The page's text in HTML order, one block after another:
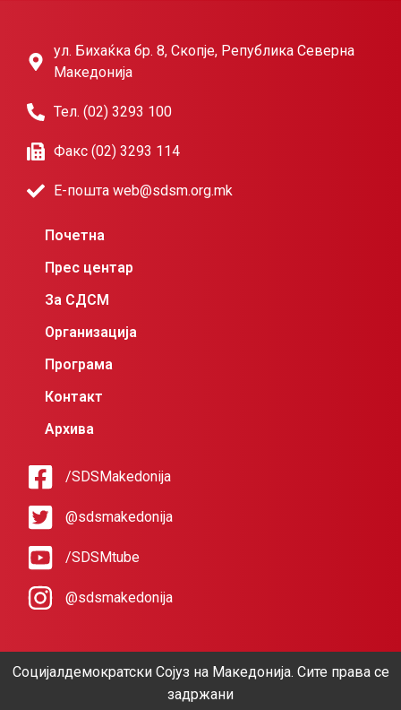
ул. Бихаќка бр. 8, Скопје, Република Северна
Македонија
Тел. (02) 3293 100
Факс (02) 3293 114
Е-пошта web@sdsm.org.mk
Почетна
Прес центар
За СДСМ
Организација
Програма
Контакт
Архива
/SDSMakedonija
@sdsmakedonija
/SDSMtube
@sdsmakedonija
Социјалдемократски Сојуз на Македонија. Сите права се
задржани